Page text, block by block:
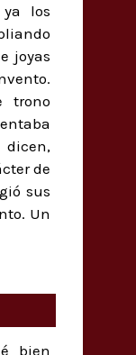
los
joyas
trono
de
sus
Un
bien